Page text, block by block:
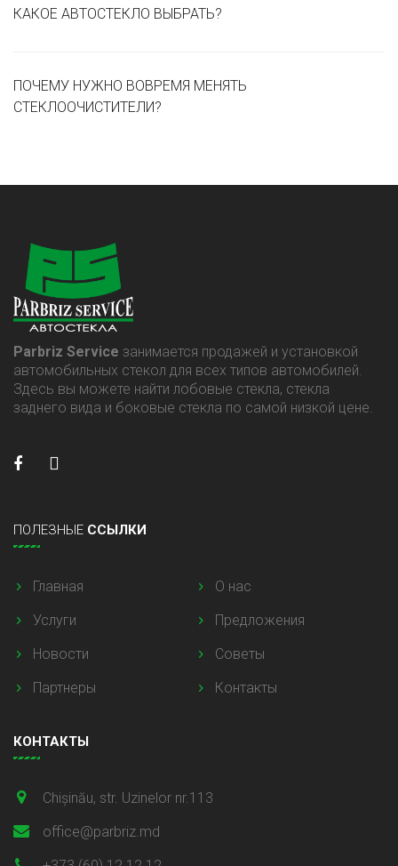
КАКОЕ АВТОСТЕКЛО ВЫБРАТЬ?
ПОЧЕМУ НУЖНО ВОВРЕМЯ МЕНЯТЬ
СТЕКЛООЧИСТИТЕЛИ?
Parbriz Service занимается продажей и установкой
автомобильных стекол для всех типов автомобилей.
Здесь вы можете найти лобовые стекла, стекла
заднего вида и боковые стекла по самой низкой цене.
ПОЛЕЗНЫЕ ССЫЛКИ
Главная
О нас
Услуги
Предложения
Новости
Советы
Партнеры
Контакты
КОНТАКТЫ
Chișinău, str. Uzinelor nr.113
office@parbriz.md